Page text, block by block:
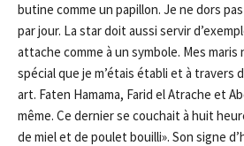
butine comme un papillon. Je ne dors
par jour. La star doit aussi servir
attache comme à un symbole. Mes maris
spécial que je m’étais établi et à travers
art. Faten Hamama, Farid el Atrache et
même. Ce dernier se couchait à huit
de miel et de poulet bouilli». Son signe